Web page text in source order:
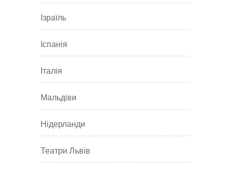
Ізраїль
Іспанія
Італія
Мальдіви
Нідерланди
Театри Львів